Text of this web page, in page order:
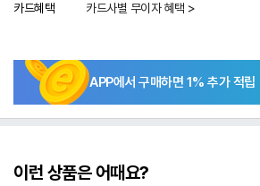
카드혜택 카드사별 무이자 혜택 >
APP에서 구매하면 1% 추가 적립
이런 상품은 어때요?